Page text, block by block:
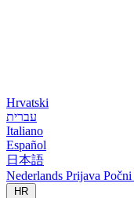
Hrvatski
עברית
Italiano
Español
日本語
Nederlands Prijava Počni
HR